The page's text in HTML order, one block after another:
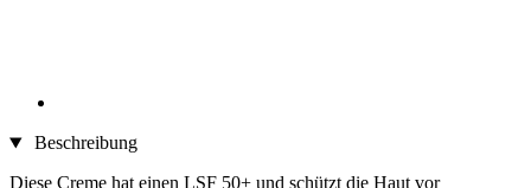
Beschreibung
Diese Creme hat einen LSF 50+ und schützt die Haut vor